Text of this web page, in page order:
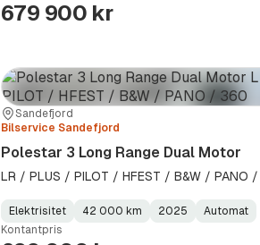
679 900 kr
Sted:
Sandefjord
Forhandler:
Bilservice Sandefjord
Polestar 3 Long Range Dual Motor
LR / PLUS / PILOT / HFEST / B&W / PANO
Fuel
Type:
Elektrisitet
Kilometerstand:
42 000 km
Model
Year:
2025
Gearbox
Type:
Automat
Kontantpris